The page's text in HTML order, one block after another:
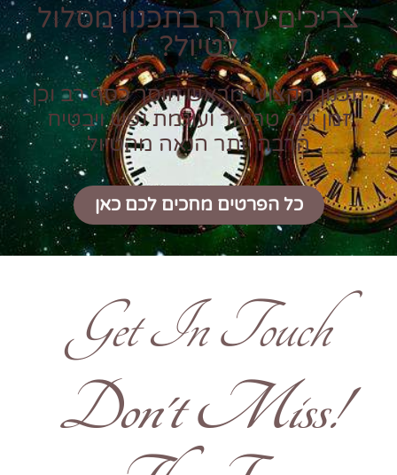
צריכים עזרה בתכנון מסלול
לטיול?
תכנון מקצועי מראש חוסך כסף רב וכן
זמן יקר טרטור ועוגמת נפש ויבטיח
הרבה יותר הנאה מהטיול
כל הפרטים מחכים לכם כאן
Get In Touch
!Don't Miss